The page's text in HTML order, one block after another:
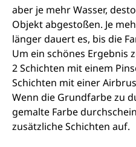
aber je mehr Wasser,
Objekt abgestoßen. Je
länger dauert es, bis die
Um ein schönes Ergebnis
2 Schichten mit einem
Schichten mit einer
Wenn die Grundfarbe zu
gemalte Farbe
zusätzliche Schichten auf.